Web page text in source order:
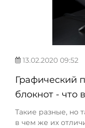
13.02.2020 09:52
Графический
блокнот - что
Такие разные, но
в чем же их